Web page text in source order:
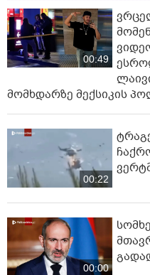
00:49
მომხდარზე მექსიკის
00:22
00:00